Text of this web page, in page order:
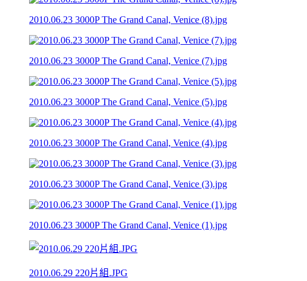
2010.06.23 3000P The Grand Canal, Venice (8).jpg
2010.06.23 3000P The Grand Canal, Venice (7).jpg
2010.06.23 3000P The Grand Canal, Venice (5).jpg
2010.06.23 3000P The Grand Canal, Venice (4).jpg
2010.06.23 3000P The Grand Canal, Venice (3).jpg
2010.06.23 3000P The Grand Canal, Venice (1).jpg
2010.06.29 220片組.JPG